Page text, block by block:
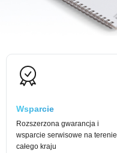
Wsparcie
Rozszerzona gwarancja i
wsparcie serwisowe na terenie
całego kraju